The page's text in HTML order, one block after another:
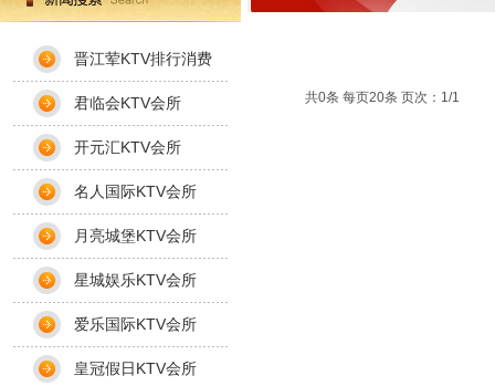
晋江荤KTV排行消费
君临会KTV会所
开元汇KTV会所
名人国际KTV会所
月亮城堡KTV会所
星城娱乐KTV会所
爱乐国际KTV会所
皇冠假日KTV会所
共0条 每页20条 页次：1/1